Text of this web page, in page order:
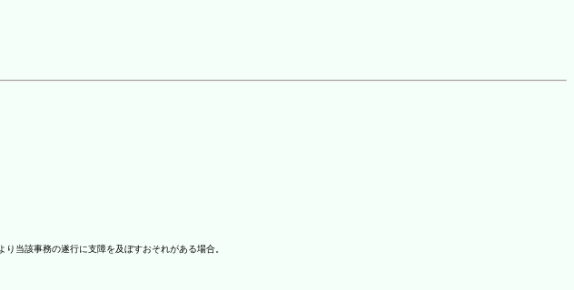
当該事務の遂行に支障を及ぼすおそれがある場合。